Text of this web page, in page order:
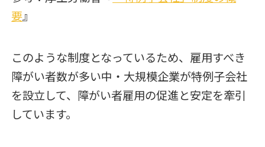
要』
このような制度となっているため、雇用すべき
障がい者数が多い中・大規模企業が特例子会社
を設立して、障がい者雇用の促進と安定を牽引
しています。